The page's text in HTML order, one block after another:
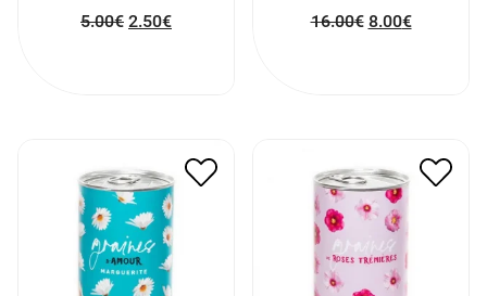
5.00€ 2.50€ 16.00€ 8.00€